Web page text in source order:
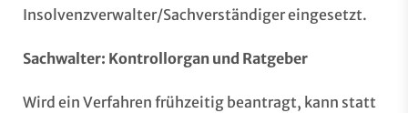
Insolvenzverwalter/Sachverständiger eingesetzt.
Sachwalter: Kontrollorgan und Ratgeber
Wird ein Verfahren frühzeitig beantragt, kann statt